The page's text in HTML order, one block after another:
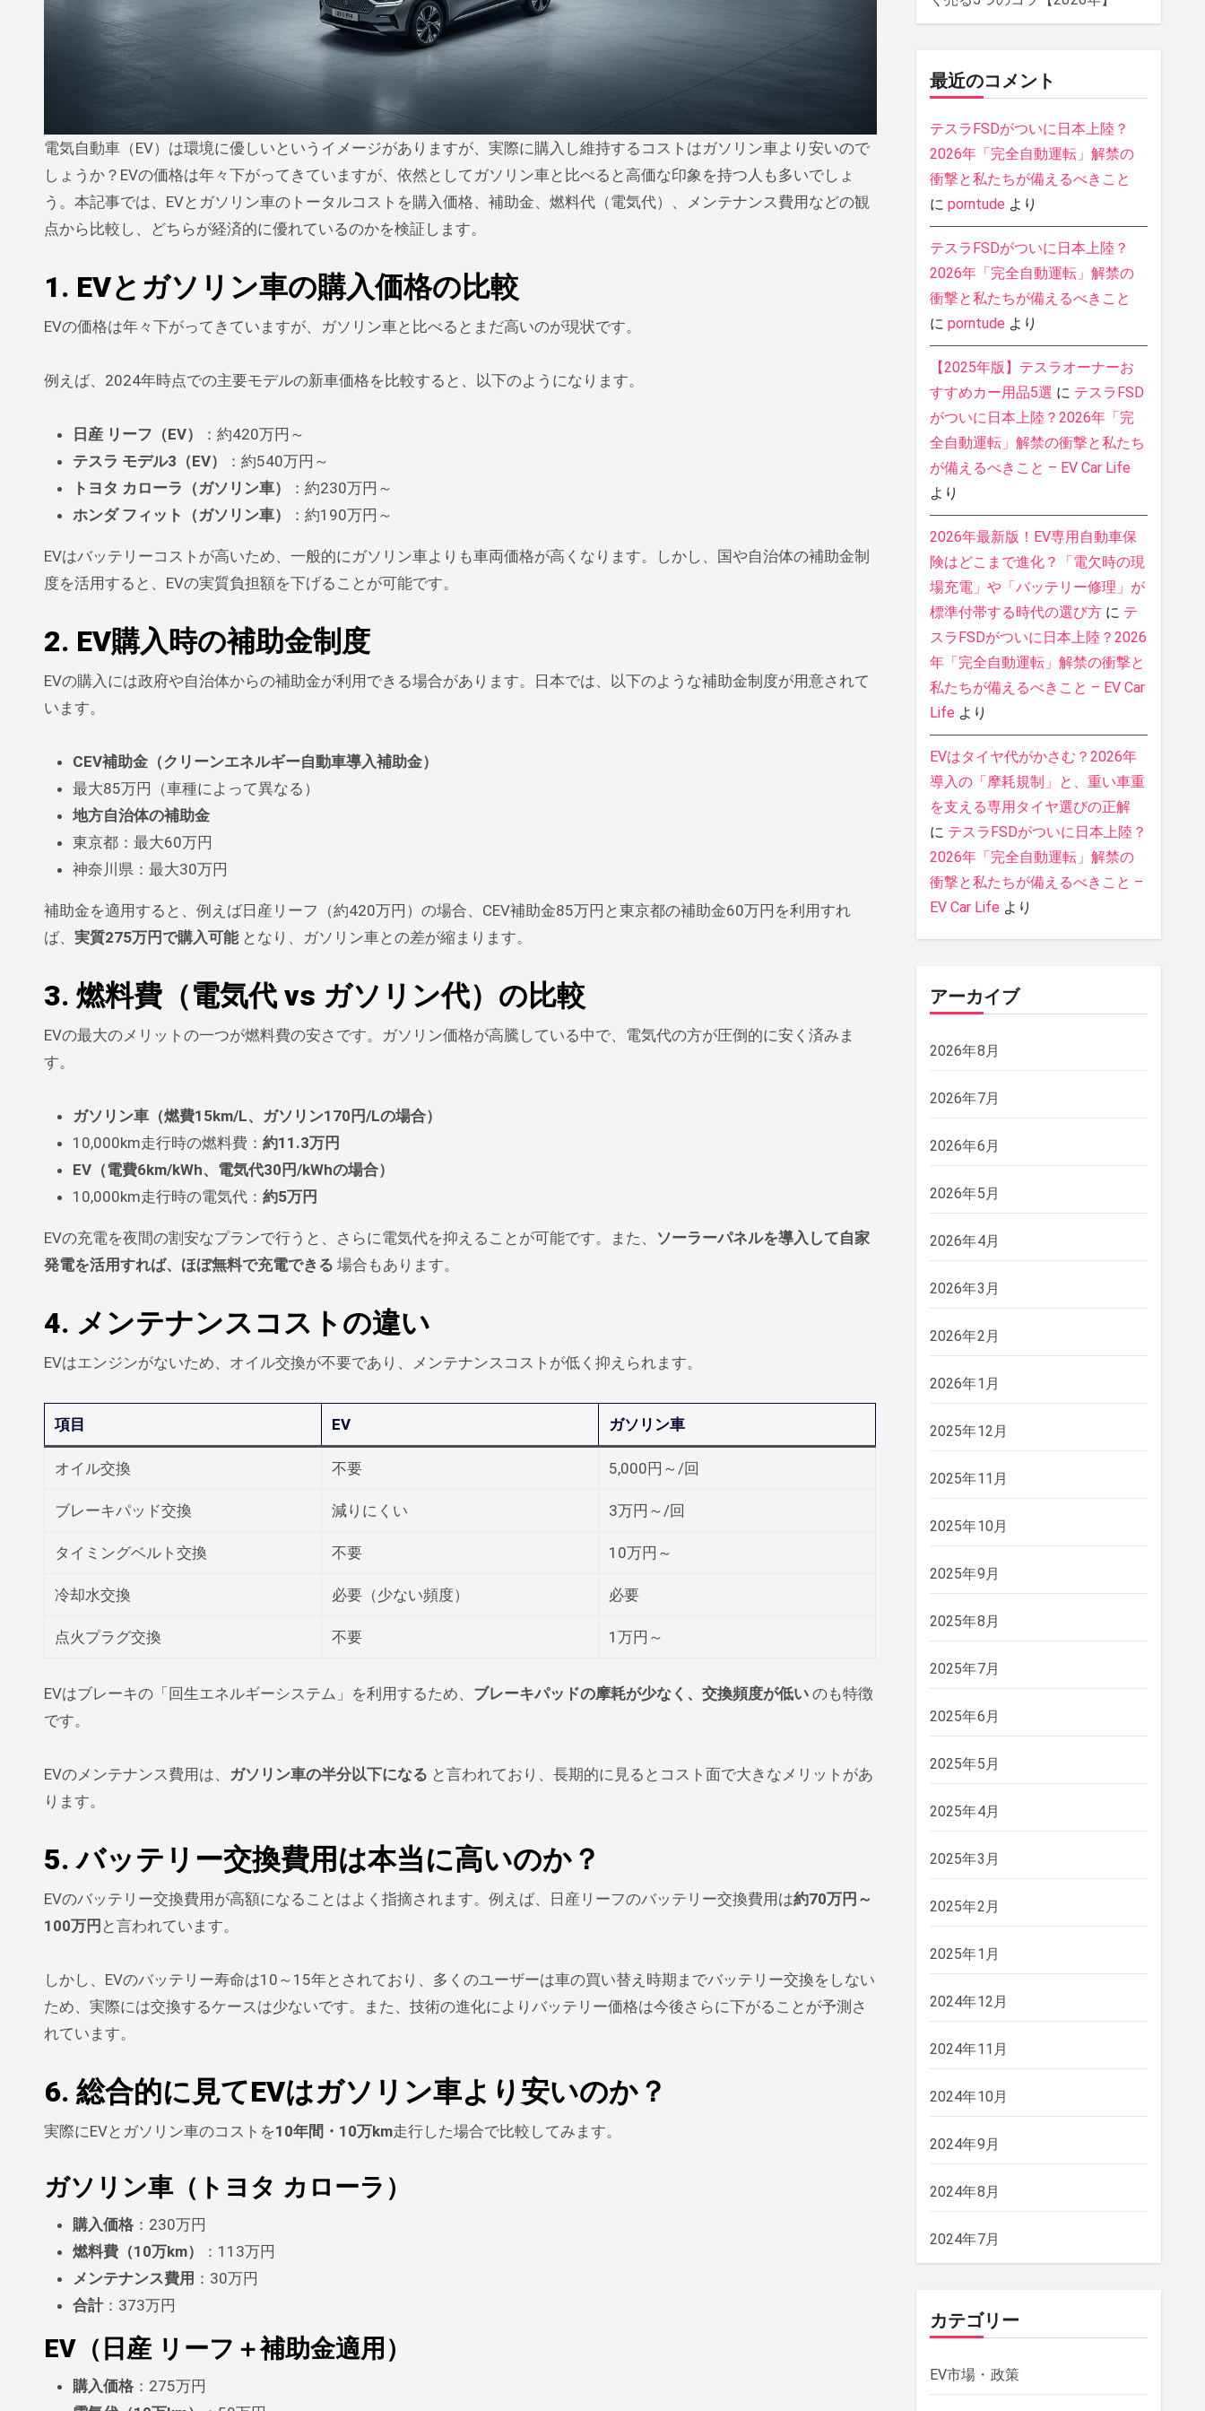
電気自動車（EV）は環境に優しいというイメージがありますが、実際に購入し維持するコストはガソリン車より安いので
しょうか？EVの価格は年々下がってきていますが、依然としてガソリン車と比べると高価な印象を持つ人も多いでしょ
う。本記事では、EVとガソリン車のトータルコストを購入価格、補助金、燃料代（電気代）、メンテナンス費用などの観
点から比較し、どちらが経済的に優れているのかを検証します。
1. EVとガソリン車の購入価格の比較
EVの価格は年々下がってきていますが、ガソリン車と比べるとまだ高いのが現状です。
例えば、2024年時点での主要モデルの新車価格を比較すると、以下のようになります。
日産 リーフ（EV）
：約420万円～
テスラ モデル3（EV）
：約540万円～
トヨタ カローラ（ガソリン車）
：約230万円～
ホンダ フィット（ガソリン車）
：約190万円～
EVはバッテリーコストが高いため、一般的にガソリン車よりも車両価格が高くなります。しかし、国や自治体の補助金制
度を活用すると、EVの実質負担額を下げることが可能です。
2. EV購入時の補助金制度
EVの購入には政府や自治体からの補助金が利用できる場合があります。日本では、以下のような補助金制度が用意されて
います。
CEV補助金（クリーンエネルギー自動車導入補助金）
最大85万円（車種によって異なる）
地方自治体の補助金
東京都：最大60万円
神奈川県：最大30万円
補助金を適用すると、例えば日産リーフ（約420万円）の場合、CEV補助金85万円と東京都の補助金60万円を利用すれ
ば、 実質275万円で購入可能となり、ガソリン車との差が縮まります。
3. 燃料費（電気代 vs ガソリン代）の比較
EVの最大のメリットの一つが燃料費の安さです。ガソリン価格が高騰している中で、電気代の方が圧倒的に安く済みま
す。
ガソリン車（燃費15km/L、ガソリン170円/Lの場合）
10,000km走行時の燃料費： 約11.3万円
EV（電費6km/kWh、電気代30円/kWhの場合）
10,000km走行時の電気代： 約5万円
EVの充電を夜間の割安なプランで行うと、さらに電気代を抑えることが可能です。また、 ソーラーパネルを導入して自家
発電を活用すれば、ほぼ無料で充電できる 場合もあります。
4. メンテナンスコストの違い
EVはエンジンがないため、オイル交換が不要であり、メンテナンスコストが低く抑えられます。
項目 EV ガソリン車
オイル交換 不要 5,000円～/回
ブレーキパッド交換 減りにくい 3万円～/回
タイミングベルト交換 不要 10万円～
冷却水交換 必要（少ない頻度） 必要
点火プラグ交換 不要 1万円～
EVはブレーキの「回生エネルギーシステム」を利用するため、 ブレーキパッドの摩耗が少なく、交換頻度が低い のも特徴
です。
EVのメンテナンス費用は、 ガソリン車の半分以下になる と言われており、長期的に見るとコスト面で大きなメリットがあ
ります。
5. バッテリー交換費用は本当に高いのか？
EVのバッテリー交換費用が高額になることはよく指摘されます。例えば、日産リーフのバッテリー交換費用は約70万円～
100万円 と言われています。
しかし、EVのバッテリー寿命は10～15年とされており、多くのユーザーは車の買い替え時期までバッテリー交換をしない
ため、実際には交換するケースは少ないです。また、技術の進化によりバッテリー価格は今後さらに下がることが予測さ
れています。
6. 総合的に見てEVはガソリン車より安いのか？
実際にEVとガソリン車のコストを10年間・10万km走行した場合で比較してみます。
ガソリン車（トヨタ カローラ）
購入価格 ：230万円
燃料費（10万km）
：113万円
メンテナンス費用 ：30万円
合計：373万円
EV（日産 リーフ＋補助金適用）
購入価格 ：275万円
最近のコメント
テスラFSDがついに日本上陸？
2026年「完全自動運転」解禁の
衝撃と私たちが備えるべきこと
に porntude より
テスラFSDがついに日本上陸？
2026年「完全自動運転」解禁の
衝撃と私たちが備えるべきこと
に porntude より
【2025年版】テスラオーナーお
すすめカー用品5選 に テスラFSD
がついに日本上陸？2026年「完
全自動運転」解禁の衝撃と私たち
が備えるべきこと – EV Car Life
より
2026年最新版！EV専用自動車保
険はどこまで進化？「電欠時の現
場充電」や「バッテリー修理」が
標準付帯する時代の選び方に テ
スラFSDがついに日本上陸？2026
年「完全自動運転」解禁の衝撃と
私たちが備えるべきこと – EV Car
Life より
EVはタイヤ代がかさむ？2026年
導入の「摩耗規制」と、重い車重
を支える専用タイヤ選びの正解
に テスラFSDがついに日本上陸？
2026年「完全自動運転」解禁の
衝撃と私たちが備えるべきこと –
EV Car Life より
アーカイブ
2026年8月
2026年7月
2026年6月
2026年5月
2026年4月
2026年3月
2026年2月
2026年1月
2025年12月
2025年11月
2025年10月
2025年9月
2025年8月
2025年7月
2025年6月
2025年5月
2025年4月
2025年3月
2025年2月
2025年1月
2024年12月
2024年11月
2024年10月
2024年9月
2024年8月
2024年7月
カテゴリー
EV市場・政策